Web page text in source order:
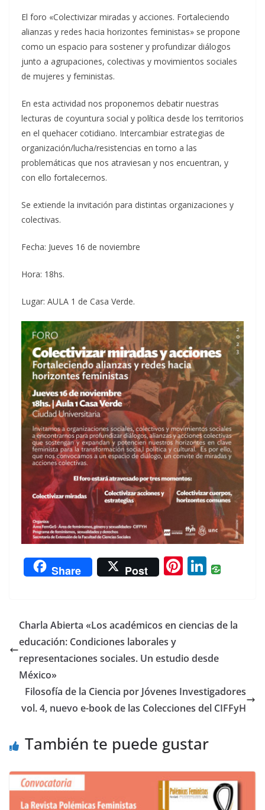
El foro «Colectivizar miradas y acciones. Fortaleciendo
alianzas y redes hacia horizontes feministas» se propone
como un espacio para sostener y profundizar diálogos
junto a agrupaciones, colectivas y movimientos sociales
de mujeres y feministas.
En esta actividad nos proponemos debatir nuestras
lecturas de coyuntura social y política desde los territorios
en el quehacer cotidiano. Intercambiar estrategias de
organización/lucha/resistencias en torno a las
problemáticas que nos atraviesan y nos encuentran, y
con ello fortalecernos.
Se extiende la invitación para distintas organizaciones y
colectivas.
Fecha: Jueves 16 de noviembre
Hora: 18hs.
Lugar: AULA 1 de Casa Verde.
Share Post Pi
e
Li
e
n
Charla Abierta «Los académicos en ciencias de la
educación: Condiciones laborales y
representaciones sociales. Un estudio desde
México»
Filosofía de la Ciencia por Jóvenes Investigadores
vol. 4, nuevo e-book de las Colecciones del CIFFyH
También te puede gustar